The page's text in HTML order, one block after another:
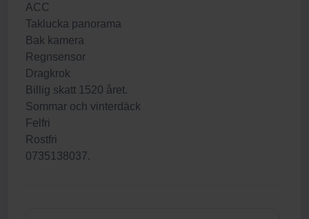
ACC
Taklucka panorama
Bak kamera
Regnsensor
Dragkrok
Billig skatt 1520 året.
Sommar och vinterdäck
Felfri
Rostfri
0735138037.